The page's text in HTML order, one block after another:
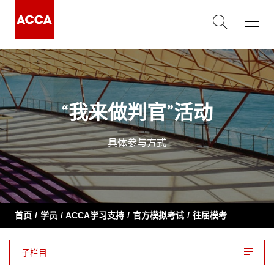
“我来做判官”活动
具体参与方式
首页 学员 ACCA学习支持 官方模拟考试 往届模考
子栏目